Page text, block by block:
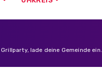
lade deine Gemeinde ein.